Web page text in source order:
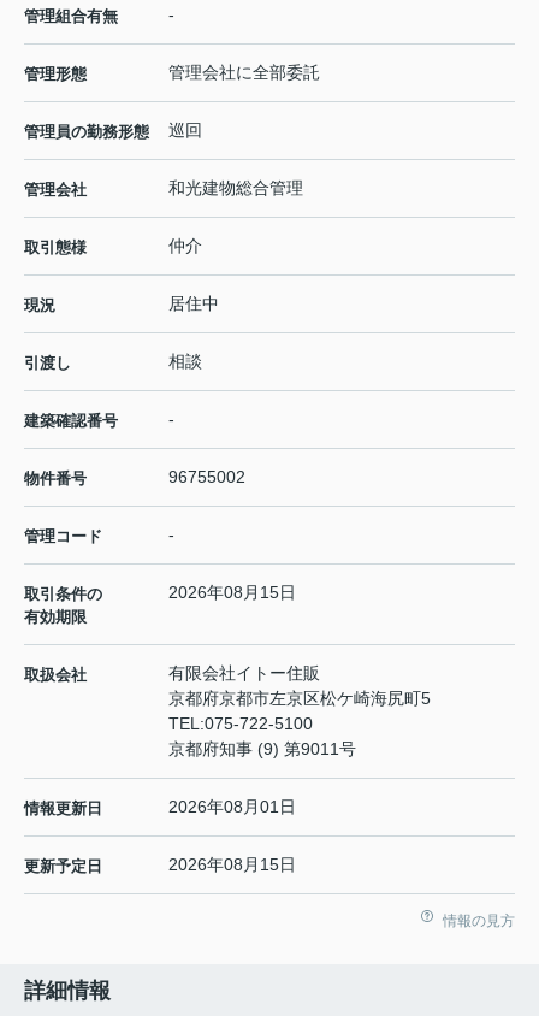
管理組合有無 -
管理形態 管理会社に全部委託
管理員の勤務形態 巡回
管理会社 和光建物総合管理
取引態様 仲介
現況 居住中
引渡し 相談
建築確認番号 -
物件番号 96755002
管理コード -
取引条件の
有効期限
2026年08月15日
取扱会社
有限会社イトー住販
京都府京都市左京区松ケ崎海尻町5
TEL:075-722-5100
京都府知事 (9) 第9011号
情報更新日 2026年08月01日
更新予定日 2026年08月15日
情報の見方
詳細情報